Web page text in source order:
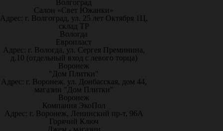
Волгоград
Салон «Свет Южанки»
Адрес: г. Волгоград, ул. 25 лет Октября 1Ц,
склад ТР
Вологда
Европласт
Адрес: г. Вологда, ул. Сергея Преминина,
д.10 (отдельный вход с левого торца)
Воронеж
"Дом Плитки"
Адрес: г. Воронеж. ул. Донбасская, дом 44,
магазин "Дом Плитки"
Воронеж
Компания ЭкоПол
Адрес: г. Воронеж, Ленинский пр-т, 96А
Горячий Ключ
Джем - магазин